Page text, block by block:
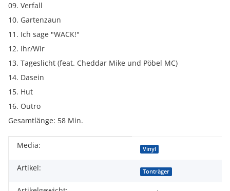
09. Verfall
10. Gartenzaun
11. Ich sage "WACK!"
12. Ihr/Wir
13. Tageslicht (feat. Cheddar Mike und Pöbel MC)
14. Dasein
15. Hut
16. Outro
Gesamtlänge: 58 Min.
Produkteigenschaft
Wert
Media: Vinyl
Artikel: Tonträger